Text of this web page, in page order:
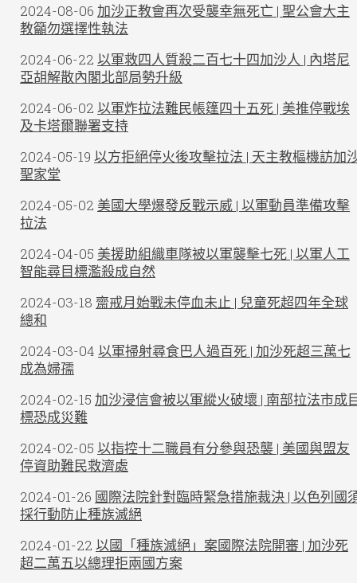
2024-08-06 加沙正教會再次受襲幸無死亡 | 聖公會大主
教籲勿選擇性執法
2024-06-22 以軍救四人質殺二百七十四加沙人 | 內塔尼
亞胡解散內閣北部局勢升級
2024-06-02 以軍炸拉法難民帳篷四十五死 | 美推停戰埃
及卡塔爾聯署支持
2024-05-19 以方拒絕停火後攻擊拉法 | 天主教樞機訪加
聖家堂
2024-05-02 美國大學爆發反戰示威 | 以軍動員準備攻擊
拉法
2024-04-05 美援助組織車隊被以軍襲擊七死 | 以軍人工
智能尋目標濫殺成自然
2024-03-18 齋戒月始戰未停血未止 | 兒童死超四年全球
總和
2024-03-04 以軍掃射尋食巴人過百死 | 加沙死超三萬七
成為婦孺
2024-02-15 加沙浸信會被以軍縱火破壞 | 南部拉法市成
標恐成災難
2024-02-05 以指控十二職員有分參與恐襲 | 美國與盟友
停資助難民救濟處
2024-01-26 國際法院針對臨時緊急措施裁決 | 以色列國
採行動防止種族滅絕
2024-01-22 以國「種族滅絕」案國際法院開審 | 加沙死
超二萬五以總理拒兩國方案